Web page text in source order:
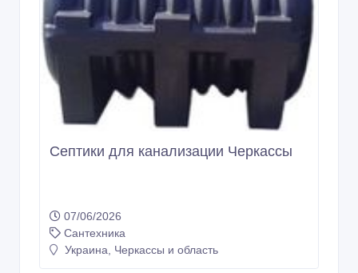
Септики для канализации Черкассы
07/06/2026
Сантехника
Украина, Черкассы и область